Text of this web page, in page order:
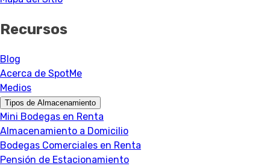
Recursos
Blog
Acerca de SpotMe
Medios
Tipos de Almacenamiento
Mini Bodegas en Renta
Almacenamiento a Domicilio
Bodegas Comerciales en Renta
Pensión de Estacionamiento